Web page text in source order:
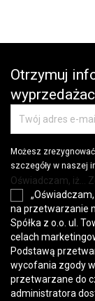
Otrzymuj
Możesz
szczegóły w naszej
Oświadczam, iż...
na przetwarzanie
Spółka z o.o. ul.
celach
Podstawą
wycofania zgody
przetwarzane do
administratora